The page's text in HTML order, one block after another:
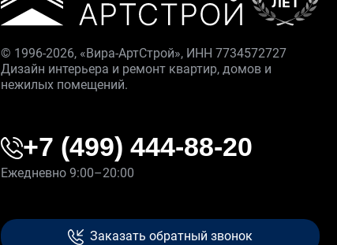
© 1996-2026, «Вира-АртСтрой», ИНН 7734572727
Дизайн интерьера и ремонт квартир, домов и
нежилых помещений.
+7 (499) 444-88-20
Ежедневно 9:00–20:00
Заказать обратный звонок